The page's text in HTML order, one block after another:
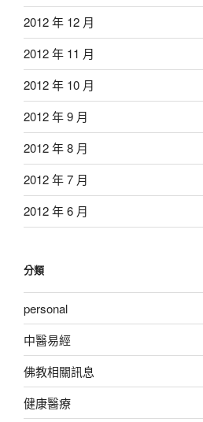
2012 年 12 月
2012 年 11 月
2012 年 10 月
2012 年 9 月
2012 年 8 月
2012 年 7 月
2012 年 6 月
分類
personal
中醫易經
佛教相關訊息
健康醫療